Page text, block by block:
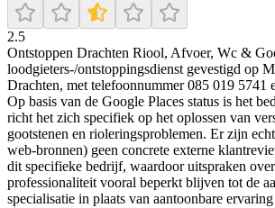
2.5
Ontstoppen Drachten Riool, Afvoer, Wc &
loodgieters-/ontstoppingsdienst gevestigd op
Drachten, met telefoonnummer 085 019 5741
Op basis van de Google Places status is het
richt het zich specifiek op het oplossen van
gootstenen en rioleringsproblemen. Er zijn
web-bronnen) geen concrete externe
dit specifieke bedrijf, waardoor uitspraken
professionaliteit vooral beperkt blijven tot de
specialisatie in plaats van aantoonbare